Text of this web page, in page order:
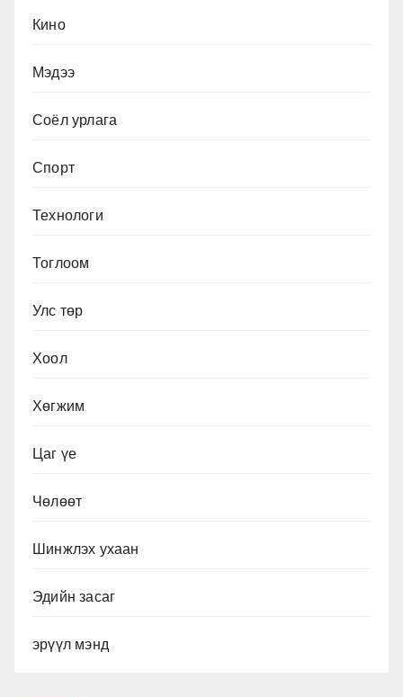
Кино
Мэдээ
Соёл урлага
Спорт
Технологи
Тоглоом
Улс төр
Хоол
Хөгжим
Цаг үе
Чөлөөт
Шинжлэх ухаан
Эдийн засаг
эрүүл мэнд